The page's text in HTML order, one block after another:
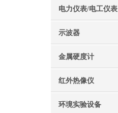
电力仪表/电工仪表
示波器
金属硬度计
红外热像仪
环境实验设备